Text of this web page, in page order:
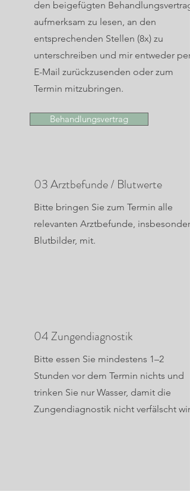
den beigefügten Behandlungsvertrag
aufmerksam zu lesen, an den
entsprechenden Stellen (8x) zu
unterschreiben und mir entweder per
E-Mail zurückzusenden oder zum
Termin mitzubringen.
03 Arztbefunde / Blutwerte
Bitte bringen Sie zum Termin alle
relevanten Arztbefunde, insbesondere
Blutbilder, mit.
04 Zungendiagnostik
Bitte essen Sie mindestens 1–2
Stunden vor dem Termin nichts und
trinken Sie nur Wasser, damit die
Zungendiagnostik nicht verfälscht
Behandlungsvertrag